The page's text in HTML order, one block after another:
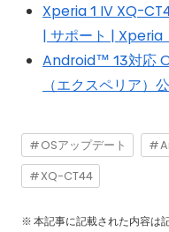
Xperia 1 IV XQ-
| サポート | Xperia
Android™ 13対応
（エクスペリア）
OSアップデート
XQ-CT44
本記事に記載された内容は